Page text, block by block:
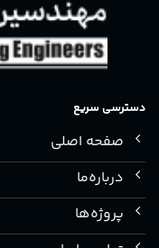
دسترسی سریع
صفحه اصلی
درباره‌ما
پروژه‌ها